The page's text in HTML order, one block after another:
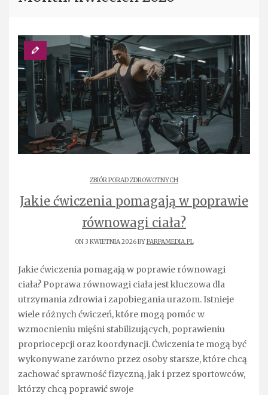
ZBIÓR PORAD ZDROWOTNYCH
Jakie ćwiczenia pomagają w poprawie
równowagi ciała?
ON 3 KWIETNIA 2026 BYPARPAMEDIA.PL
Jakie ćwiczenia pomagają w poprawie równowagi
ciała? Poprawa równowagi ciała jest kluczowa dla
utrzymania zdrowia i zapobiegania urazom. Istnieje
wiele różnych ćwiczeń, które mogą pomóc w
wzmocnieniu mięśni stabilizujących, poprawieniu
propriocepcji oraz koordynacji. Ćwiczenia te mogą być
wykonywane zarówno przez osoby starsze, które chcą
zachować sprawność fizyczną, jak i przez sportowców,
którzy chcą poprawić swoje